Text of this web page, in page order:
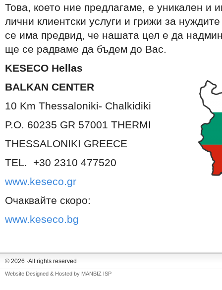
Това, което ние предлагаме, е уникален и
лични клиентски услуги и грижи за
се има предвид, че нашата цел е да
ще се радваме да бъдем до Вас.
KESECO Hellas
BALKAN CENTER
10 Km Thessaloniki- Chalkidiki
P.O. 60235 GR 57001 THERMI
THESSALONIKI GREECE
TEL. +30 2310 477520
www.keseco.gr
Очаквайте скоро:
www.keseco.bg
© 2026 ·All rights reserved
Website Designed & Hosted by MANBIZ ISP